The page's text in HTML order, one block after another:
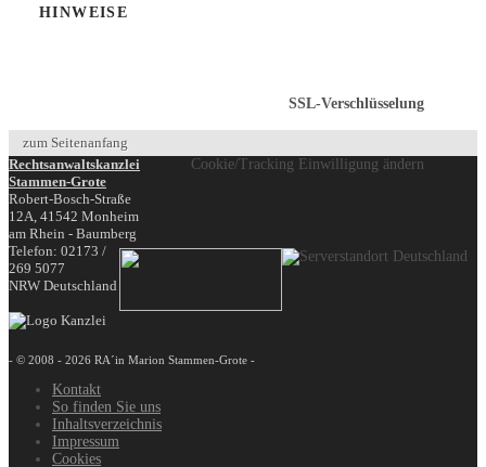
HINWEISE
SSL-Verschlüsselung
Cookie/Tracking Einwilligung ändern
zum Seitenanfang
Rechtsanwaltskanzlei
Stammen-Grote
Robert-Bosch-Straße
12A, 41542 Monheim
am Rhein - Baumberg
Telefon: 02173 /
269 5077
NRW Deutschland
- © 2008 - 2026 RA´in Marion Stammen-Grote -
Kontakt
So finden Sie uns
Inhaltsverzeichnis
Impressum
Cookies